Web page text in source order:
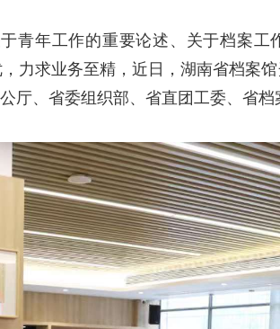
年工作的重要论述、关于档案工
力求业务至精，近日，湖南省档案
、省委组织部、省直团工委、省档